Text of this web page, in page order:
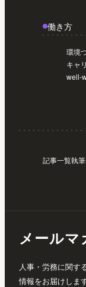
働き方
環境
キャ
well-
記事一覧執
メール
人事・労務に関す
情報をお届けします